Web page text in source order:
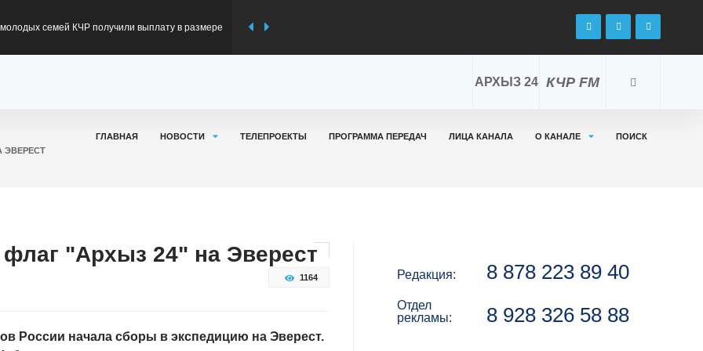
Карачаево-Черкесия вновь подтвердила
встретился с земляками - участниками
федеральной трассы Р-217 «Кавказ»
КЧР FM
АРХЫЗ 24
ГЛАВНАЯ НОВОСТИ ТЕЛЕПРОЕКТЫ ПРОГРАММА ПЕРЕДАЧ ЛИЦА КАНАЛА О КАНАЛЕ
ПОИСК
ЭВЕРЕСТ
"Архыз 24" на Эверест
1164
России начала сборы в экспедицию на Эверест.
Редакция: 8 878 223 89 40
Отдел
рекламы:
8 928 326 58 88